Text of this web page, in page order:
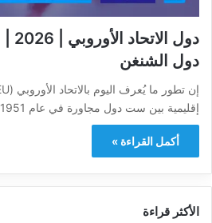
دول الشنغن
إقليمية بين ست دول مجاورة في عام 1951 إلى…
أكمل القراءة »
الأكثر قراءة